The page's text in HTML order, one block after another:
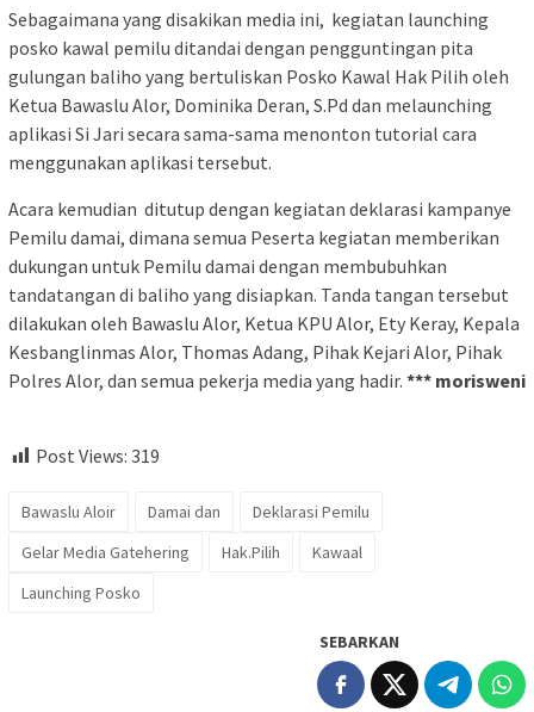
Sebagaimana yang disakikan media ini, kegiatan launching
posko kawal pemilu ditandai dengan pengguntingan pita
gulungan baliho yang bertuliskan Posko Kawal Hak Pilih oleh
Ketua Bawaslu Alor, Dominika Deran, S.Pd dan melaunching
aplikasi Si Jari secara sama-sama menonton tutorial cara
menggunakan aplikasi tersebut.
Acara kemudian ditutup dengan kegiatan deklarasi kampanye
Pemilu damai, dimana semua Peserta kegiatan memberikan
dukungan untuk Pemilu damai dengan membubuhkan
tandatangan di baliho yang disiapkan. Tanda tangan tersebut
dilakukan oleh Bawaslu Alor, Ketua KPU Alor, Ety Keray, Kepala
Kesbanglinmas Alor, Thomas Adang, Pihak Kejari Alor, Pihak
Polres Alor, dan semua pekerja media yang hadir. *** morisweni
Post Views: 319
Bawaslu Aloir Damai dan
Deklarasi Pemilu
Gelar Media Gatehering
Hak.Pilih
Kawaal
Launching Posko
SEBARKAN